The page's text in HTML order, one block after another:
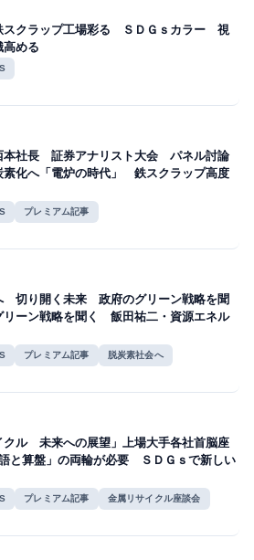
クラップ工場彩る ＳＤＧｓカラー 視
高める
本社長 証券アナリスト大会 パネル討論
化へ「電炉の時代」 鉄スクラップ高度
プレミアム記事
切り開く未来 政府のグリーン戦略を聞
ーン戦略を聞く 飯田祐二・資源エネル
プレミアム記事 脱炭素社会へ
クル 未来への展望」上場大手各社首脳座
と算盤」の両輪が必要 ＳＤＧｓで新しい
プレミアム記事 金属リサイクル座談会